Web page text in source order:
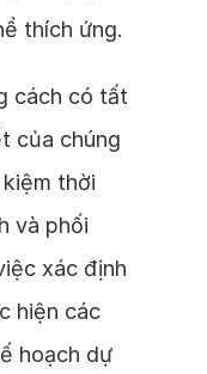
thích ứng.
cách có tất
của chúng
thời
và phối
xác định
hiện các
hoạch dự